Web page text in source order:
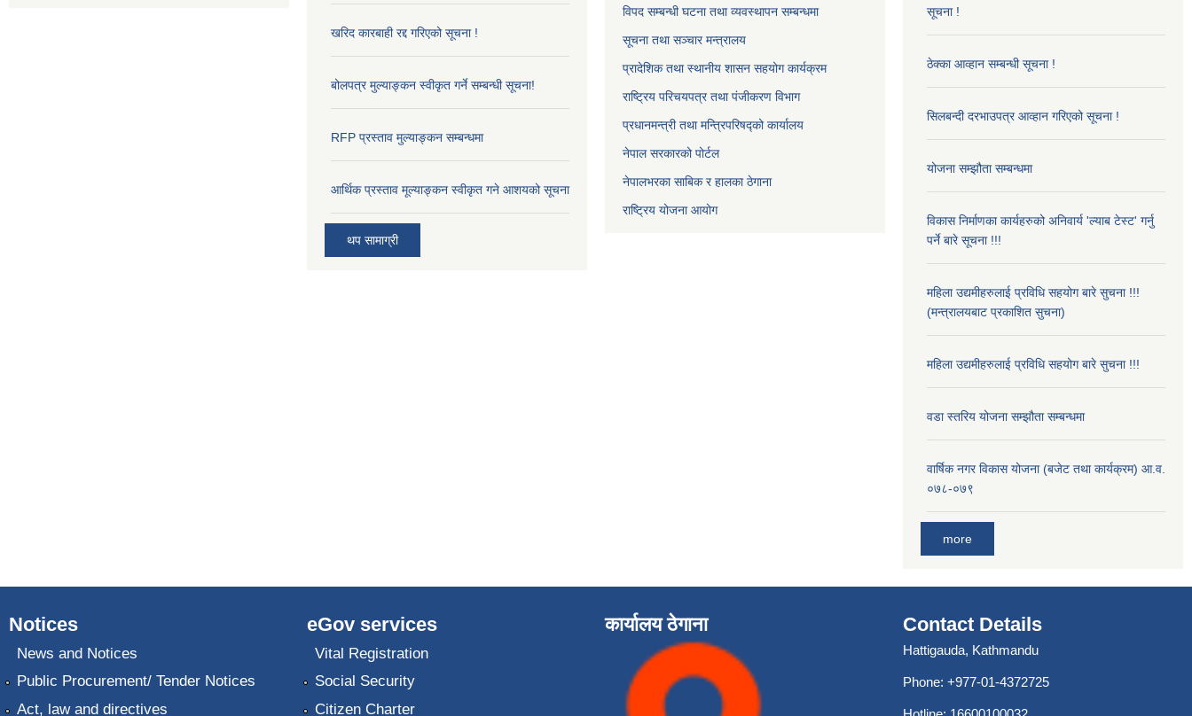
खरिद कारबाही रद्द गरिएको सूचना !
बोलपत्र मुल्याङ्कन स्वीकृत गर्ने सम्बन्धी सूचना!
RFP प्रस्ताव मुल्याङ्कन सम्बन्धमा
आर्थिक प्रस्ताव मूल्याङ्कन स्वीकृत गने आशयको सूचना
थप सामाग्री
विपद सम्बन्धी घटना तथा व्यवस्थापन सम्बन्धमा
सूचना तथा सञ्चार मन्त्रालय
प्रादेशिक तथा स्थानीय शासन सहयोग कार्यक्रम
राष्ट्रिय परिचयपत्र तथा पंजीकरण विभाग
प्रधानमन्त्री तथा मन्त्रिपरिषद्को कार्यालय
नेपाल सरकारको पोर्टल
नेपालभरका साबिक र हालका ठेगाना
राष्ट्रिय योजना आयोग
सूचना !
ठेक्का आव्हान सम्बन्धी सूचना !
सिलबन्दी दरभाउपत्र आव्हान गरिएको सूचना !
योजना सम्झौता सम्बन्धमा
विकास निर्माणका कार्यहरुको अनिवार्य 'ल्याब टेस्ट' गर्नु
पर्ने बारे सूचना !!!
महिला उद्यमीहरुलाई प्रविधि सहयोग बारे सुचना !!!
(मन्त्रालयबाट प्रकाशित सुचना)
महिला उद्यमीहरुलाई प्रविधि सहयोग बारे सुचना !!!
वडा स्तरिय योजना सम्झौता सम्बन्धमा
वार्षिक नगर विकास योजना (बजेट तथा कार्यक्रम) आ.व.
०७८-०७९
more
Notices
News and Notices
Public Procurement/ Tender Notices
Act, law and directives
eGov services
Vital Registration
Social Security
Citizen Charter
कार्यालय ठेगाना Contact Details
Hattigauda, Kathmandu
Phone: +977-01-4372725